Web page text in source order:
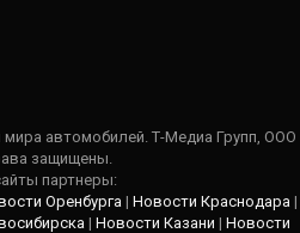
мира автомобилей. Т-Медиа Групп, ООО
защищены.
партнеры:
Оренбурга | Новости Краснодара |
| Новости Казани | Новости